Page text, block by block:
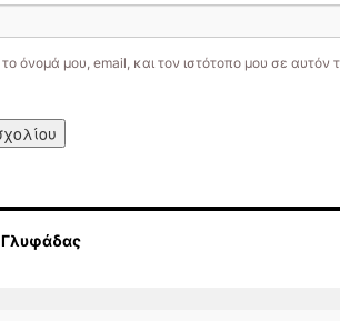
όνομά μου, email, και τον ιστότοπο μου σε αυτόν
Γλυφάδας